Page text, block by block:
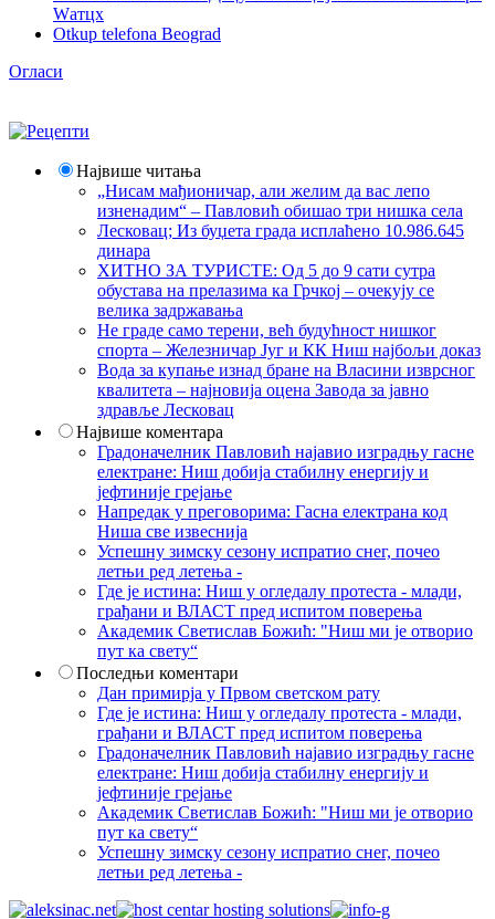
Wатцх
Otkup telefona Beograd
Огласи
Највише читања
„Нисам мађионичар, али желим да вас лепо
изненадим“ – Павловић обишао три нишка села
Лесковац; Из буџета града исплаћено 10.986.645
динара
ХИТНО ЗА ТУРИСТЕ: Од 5 до 9 сати сутра
обустава на прелазима ка Грчкој – очекују се
велика задржавања
Не граде само терени, већ будућност нишког
спорта – Железничар Југ и КК Ниш најбољи доказ
Вода за купање изнад бране на Власини изврсног
квалитета – најновија оцена Завода за јавно
здравље Лесковац
Највише коментара
Градоначелник Павловић најавио изградњу гасне
електране: Ниш добија стабилну енергију и
јефтиније грејање
Напредак у преговорима: Гасна електрана код
Ниша све извеснија
Успешну зимску сезону испратио снег, почео
летњи ред летења -
Где је истина: Ниш у огледалу протеста - млади,
грађани и ВЛАСТ пред испитом поверења
Академик Светислав Божић: "Ниш ми је отворио
пут ка свету“
Последњи коментари
Дан примирја у Првом светском рату
Где је истина: Ниш у огледалу протеста - млади,
грађани и ВЛАСТ пред испитом поверења
Градоначелник Павловић најавио изградњу гасне
електране: Ниш добија стабилну енергију и
јефтиније грејање
Академик Светислав Божић: "Ниш ми је отворио
пут ка свету“
Успешну зимску сезону испратио снег, почео
летњи ред летења -